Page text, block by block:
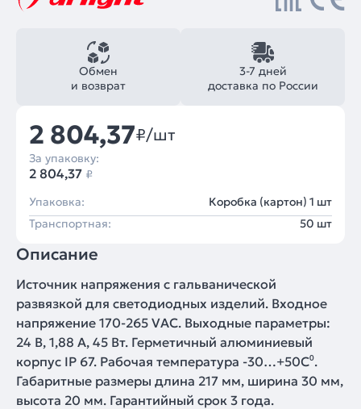
3-7 дней
доставка по России
Обмен
и возврат
2 804,37₽/шт
За упаковку:
2 804,37 ₽
Упаковка:
Коробка (картон) 1 шт
Транспортная:
50 шт
Описание
Источник напряжения с гальванической
развязкой для светодиодных изделий. Входное
напряжение 170-265 VAC. Выходные параметры:
24 В, 1,88 А, 45 Вт. Герметичный алюминиевый
корпус IP 67. Рабочая температура -30…+50C⁰.
Габаритные размеры длина 217 мм, ширина 30 мм,
высота 20 мм. Гарантийный срок 3 года.